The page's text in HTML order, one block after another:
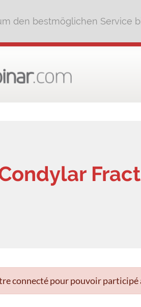
den bestmöglichen Service
connecté pour pouvoir participé